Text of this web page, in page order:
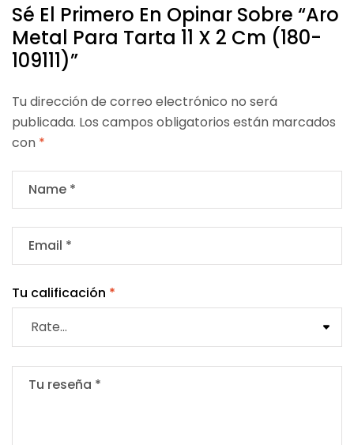
Sé El Primero En Opinar Sobre “Aro
Metal Para Tarta 11 X 2 Cm (180-
109111)”
Tu dirección de correo electrónico no será
publicada. Los campos obligatorios están marcados
con *
Tu calificación *